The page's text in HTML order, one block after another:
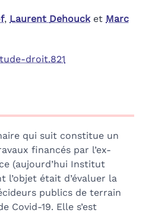
, Laurent Dehoucket Marc
droit.821
qui suit constitue un
financés par l’ex-
(aujourd’hui Institut
l’objet était d’évaluer la
publics de terrain
Covid-19. Elle s’est